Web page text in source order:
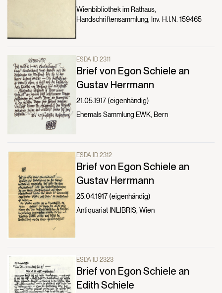
Wienbibliothek im Rathaus,
Handschriftensammlung, Inv. H.I.N. 159465
ESDA ID 2311
Brief von Egon Schiele an
Gustav Herrmann
21.05.1917 (eigenhändig)
Ehemals Sammlung EWK, Bern
ESDA ID 2312
Brief von Egon Schiele an
Gustav Herrmann
25.04.1917 (eigenhändig)
Antiquariat INLIBRIS, Wien
ESDA ID 2323
Brief von Egon Schiele an
Edith Schiele